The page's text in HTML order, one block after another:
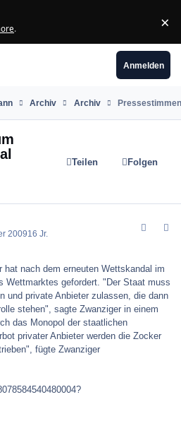
. ×
Anmelden
Archiv Archiv
Teilen Folgen
200916 Jr.
hat nach dem erneuten Wettskandal im
Wettmarktes gefordert. "Der Staat muss
und private Anbieter zulassen, die dann
stehen", sagte Zwanziger in einem
das Monopol der staatlichen
privater Anbieter werden die Zocker
fügte Zwanziger